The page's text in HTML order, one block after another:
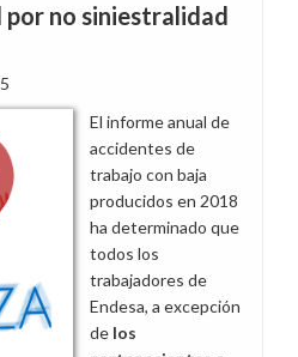
por no siniestralidad
El informe anual de
accidentes de
trabajo con baja
producidos en 2018
ha determinado que
todos los
trabajadores de
Endesa, a excepción
de los